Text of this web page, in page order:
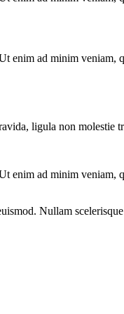
enim ad minim
ligula non
enim ad minim
Nullam scelerisque